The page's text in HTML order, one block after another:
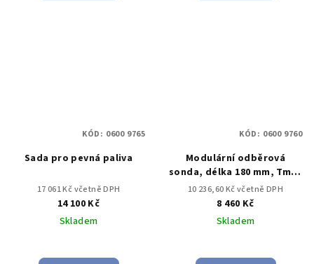
Sada pro pevná paliva
17 061 Kč včetně DPH
14 100 Kč
Skladem
KÓD: 0600 9765
Modulární odběrová
sonda, délka 180 mm, Tmax
500 °C, Ø 8 mm s
certifikátem TÜV
10 236,60 Kč včetně DPH
8 460 Kč
Skladem
KÓD: 0600 9760